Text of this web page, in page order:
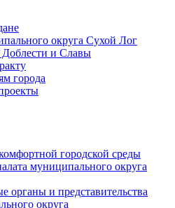
округа Сухой Лог
Доблести и Славы
города
городской среды
муниципального округа
органы и представительства
округа